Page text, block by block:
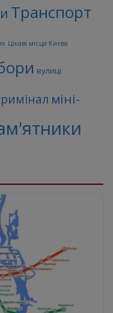
Транспорт
Цікаві місця Києва
вулиці
міні-